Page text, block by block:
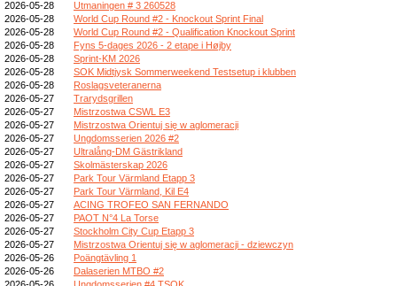
2026-05-28
Utmaningen # 3 260528
2026-05-28
World Cup Round #2 - Knockout Sprint Final
2026-05-28
World Cup Round #2 - Qualification Knockout Sprint
2026-05-28
Fyns 5-dages 2026 - 2 etape i Højby
2026-05-28
Sprint-KM 2026
2026-05-28
SOK Midtjysk Sommerweekend Testsetup i klubben
2026-05-28
Roslagsveteranerna
2026-05-27
Trarydsgrillen
2026-05-27
Mistrzostwa CSWL E3
2026-05-27
Mistrzostwa Orientuj się w aglomeracji
2026-05-27
Ungdomsserien 2026 #2
2026-05-27
Ultralång-DM Gästrikland
2026-05-27
Skolmästerskap 2026
2026-05-27
Park Tour Värmland Etapp 3
2026-05-27
Park Tour Värmland, Kil E4
2026-05-27
ACING TROFEO SAN FERNANDO
2026-05-27
PAOT N°4 La Torse
2026-05-27
Stockholm City Cup Etapp 3
2026-05-27
Mistrzostwa Orientuj się w aglomeracji - dziewczyn
2026-05-26
Poängtävling 1
2026-05-26
Dalaserien MTBO #2